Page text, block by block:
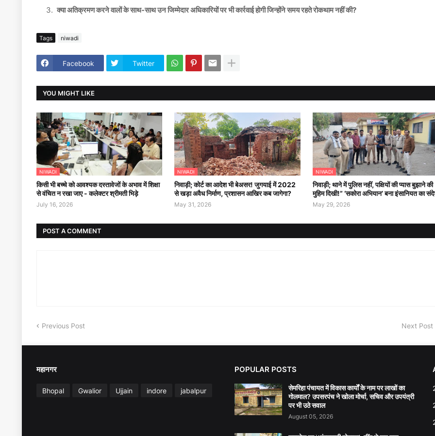
क्या अतिक्रमण करने वालों के साथ-साथ उन जिम्मेदार अधिकारियों पर भी कार्रवाई होगी जिन्होंनेसमय रहते रोकथाम नहीं की?
Tags niwadi
Facebook Twitter
YOU MIGHT LIKE
NIWADI
किसी भी बच्चे को आवश्यक दस्तावेजों के अभाव में शिक्षा
से वंचित न रखा जाए - कलेक्टर श्रीमती भिड़े
July 16, 2026
NIWADI
निवाड़ी; कोर्ट का आदेश भी बेअसर! जुगयाई में 2022
से खड़ा अवैध निर्माण, प्रशासन आखिर कब जागेगा?
May 31, 2026
NIWADI
निवाड़ी; थाने में पुलिस नहीं, पक्षियों की प्यास बुझाने की
मुहिम दिखी!” ‘सकोरा अभियान’ बना इंसानियत का
May 29, 2026
POST A COMMENT
Previous Post Next Post
महानगर
Bhopal Gwalior Ujjain indore jabalpur
POPULAR POSTS
सेमरिहा पंचायत में विकास कार्यों के नाम पर लाखों का
गोलमाल? उपसरपंच ने खोला मोर्चा, सचिव और उपयंत्री
पर भी उठे सवाल
August 05, 2026